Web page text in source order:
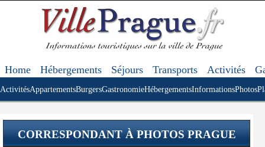
Home Hébergements Séjours Transports Activités
ActivitésAppartementsBurgersGastronomieHébergementsInformationsPhotos
CORRESPONDANT À PHOTOS PRAGUE